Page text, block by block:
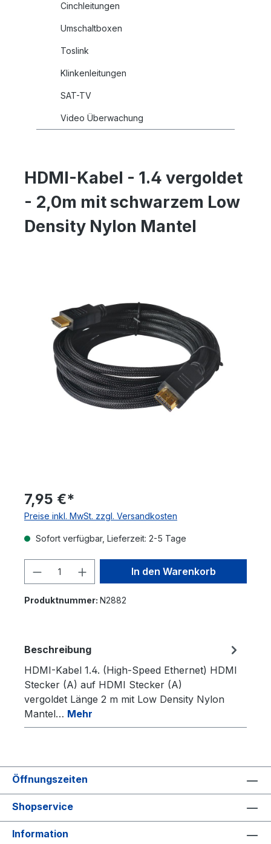
Cinchleitungen
Umschaltboxen
Toslink
Klinkenleitungen
SAT-TV
Video Überwachung
HDMI-Kabel - 1.4 vergoldet
- 2,0m mit schwarzem Low
Density Nylon Mantel
7,95 €*
Preise inkl. MwSt. zzgl. Versandkosten
Sofort verfügbar, Lieferzeit: 2-5 Tage
Produkt Anzahl: Gib den
In den Warenkorb
Produktnummer: N2882
Beschreibung
HDMI-Kabel 1.4. (High-Speed Ethernet) HDMI
Stecker (A) auf HDMI Stecker (A)
vergoldet Länge 2 m mit Low Density Nylon
Mantel… Mehr
Öffnungszeiten
Shopservice
Information